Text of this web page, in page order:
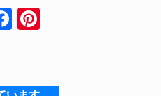
F
e re